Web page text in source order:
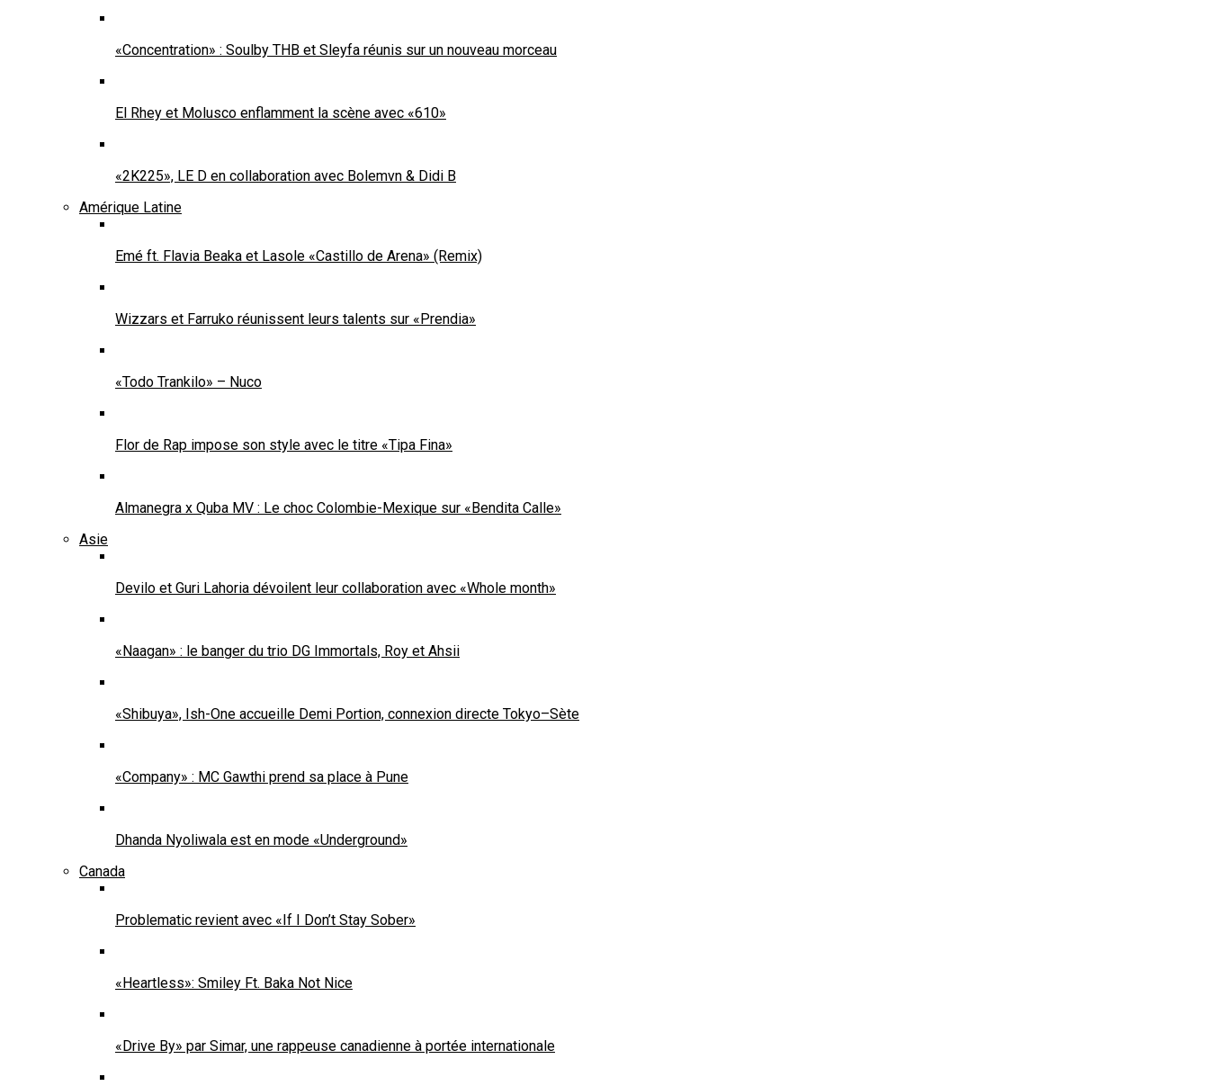
«Concentration» : Soulby THB et Sleyfa réunis sur un nouveau morceau
El Rhey et Molusco enflamment la scène avec «610»
«2K225», LE D en collaboration avec Bolemvn & Didi B
Amérique Latine
Emé ft. Flavia Beaka et Lasole «Castillo de Arena» (Remix)
Wizzars et Farruko réunissent leurs talents sur «Prendia»
«Todo Trankilo» – Nuco
Flor de Rap impose son style avec le titre «Tipa Fina»
Almanegra x Quba MV : Le choc Colombie-Mexique sur «Bendita Calle»
Asie
Devilo et Guri Lahoria dévoilent leur collaboration avec «Whole month»
«Naagan» : le banger du trio DG Immortals, Roy et Ahsii
«Shibuya», Ish-One accueille Demi Portion, connexion directe Tokyo–Sète
«Company» : MC Gawthi prend sa place à Pune
Dhanda Nyoliwala est en mode «Underground»
Canada
Problematic revient avec «If I Don’t Stay Sober»
«Heartless»: Smiley Ft. Baka Not Nice
«Drive By» par Simar, une rappeuse canadienne à portée internationale